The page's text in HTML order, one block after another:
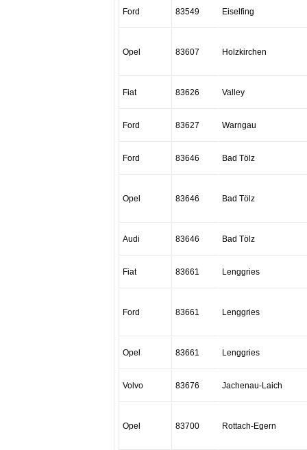
Ford 83549 Eiselfing
Opel 83607 Holzkirchen
Fiat 83626 Valley
Ford 83627 Warngau
Ford 83646 Bad Tölz
Opel 83646 Bad Tölz
Audi 83646 Bad Tölz
Fiat 83661 Lenggries
Ford 83661 Lenggries
Opel 83661 Lenggries
Volvo 83676 Jachenau-Laich
Opel 83700 Rottach-Egern